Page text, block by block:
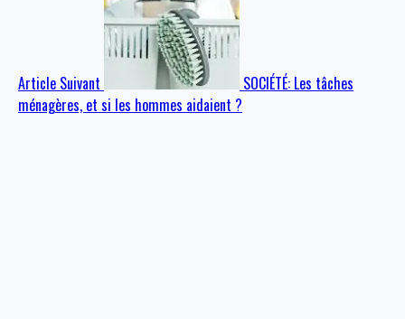
Article Suivant
SOCIÉTÉ: Les tâches
ménagères, et si les hommes aidaient ?